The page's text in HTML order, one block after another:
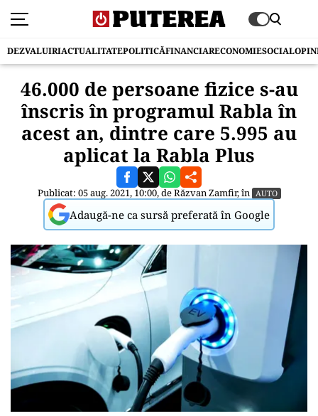
DEZVALUIRIACTUALITATEPOLITICĂFINANCIARECONOMIESOCIAL
46.000 de persoane fizice s-au
înscris în programul Rabla în
acest an, dintre care 5.995 au
aplicat la Rabla Plus
Publicat: 05 aug. 2021, 10:00, deRăzvan Zamfir, în AUTO
Adaugă-ne ca sursă preferată în Google